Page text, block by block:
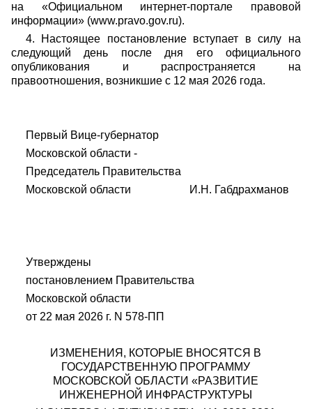
на «Официальном интернет-портале правовой
информации» (www.pravo.gov.ru).
4. Настоящее постановление вступает в силу на
следующий день после дня его официального
опубликования и распространяется на
правоотношения, возникшие с 12 мая 2026 года.
Первый Вице-губернатор
Московской области -
Председатель Правительства
Московской области И.Н. Габдрахманов
Утверждены
постановлением Правительства
Московской области
от 22 мая 2026 г. N 578-ПП
ИЗМЕНЕНИЯ, КОТОРЫЕ ВНОСЯТСЯ В
ГОСУДАРСТВЕННУЮ ПРОГРАММУ
МОСКОВСКОЙ ОБЛАСТИ «РАЗВИТИЕ
ИНЖЕНЕРНОЙ ИНФРАСТРУКТУРЫ